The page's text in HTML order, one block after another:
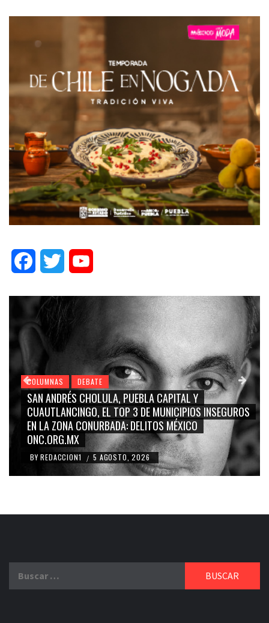
FacebookTwitter
COLUMNAS DEBATE
GRACE PALOMARES, NAY SALVATORI, SERGIO MAYER,
CARMEN SALINAS “LA CORCHOLATA”, CUAUHTÉMOC
BLANCO, SILVIA PINAL: LA TRIVIALIZACIÓN Y
RIDICULIZACIÓN DE LA REPRESENTACIÓN CIUDADANA
BY REDACCION1 4 AGOSTO, 2026